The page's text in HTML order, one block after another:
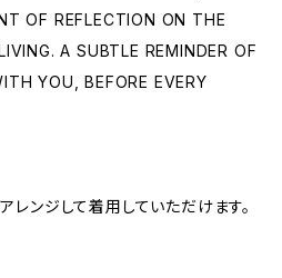
OF REFLECTION ON THE
A SUBTLE REMINDER OF
YOU, BEFORE EVERY
レンジして着用していただけます。